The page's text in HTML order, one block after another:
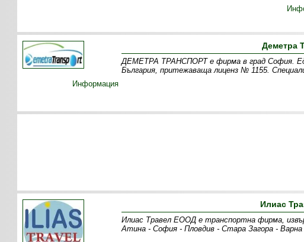
Деметра
ДЕМЕТРА ТРАНСПОРТ е фирма в град София.
България, притежаваща лиценз № 1155.
Информация
Илиас
Илиас Травел ЕООД е транспортна фирма,
Атина - София - Пловдив - Стара Загора -